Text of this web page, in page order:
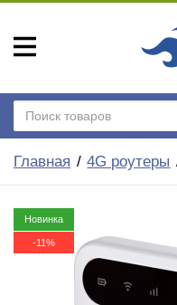
Главная 4G роутеры
Новинка
-11%